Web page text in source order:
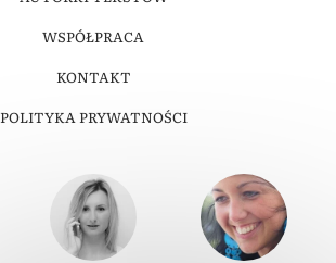
WSPÓŁPRACA
KONTAKT
POLITYKA PRYWATNOŚCI